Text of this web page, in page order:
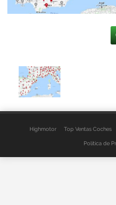
Highmotor Top Ventas Coches
Política de